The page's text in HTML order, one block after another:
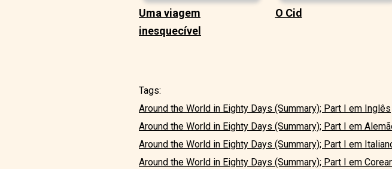
Uma viagem
inesquecível
O Cid
Tags:
Around the World in Eighty Days (Summary); Part I em Inglês
Around the World in Eighty Days (Summary); Part I em
Around the World in Eighty Days (Summary); Part I em
Around the World in Eighty Days (Summary); Part I em